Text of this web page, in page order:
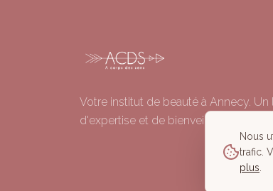
Votre institut de beauté à Annecy. Un
d'expertise et de bienveillance depuis
Nous
trafic.
plus